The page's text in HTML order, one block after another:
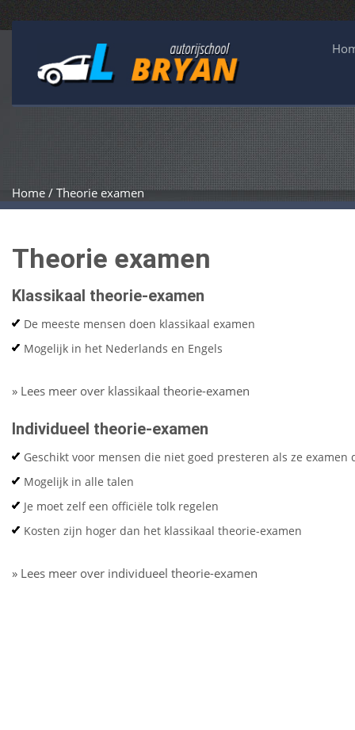
Home / Theorie examen
Theorie examen
Klassikaal theorie-examen
De meeste mensen doen klassikaal examen
Mogelijk in het Nederlands en Engels
» Lees meer over klassikaal theorie-examen
Individueel theorie-examen
Geschikt voor mensen die niet goed presteren als ze examen
Mogelijk in alle talen
Je moet zelf een officiële tolk regelen
Kosten zijn hoger dan het klassikaal theorie-examen
» Lees meer over individueel theorie-examen